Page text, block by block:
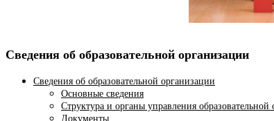
Сведения об образовательной организации
Сведения об образовательной организации
Основные сведения
Структура и органы управления образовательной
Документы